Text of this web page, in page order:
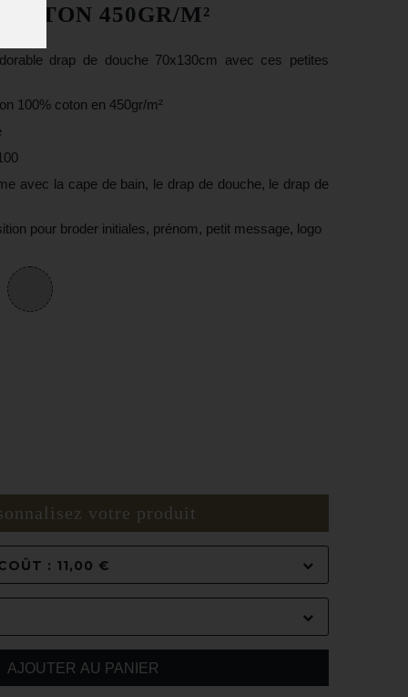
450GR/M²
drap de douche 70x130cm avec ces petites
100% coton en 450gr/m²
avec la cape de bain, le drap de douche, le drap de
pour broder initiales, prénom, petit message, logo
votre produit
: 11,00 €
AJOUTER AU PANIER